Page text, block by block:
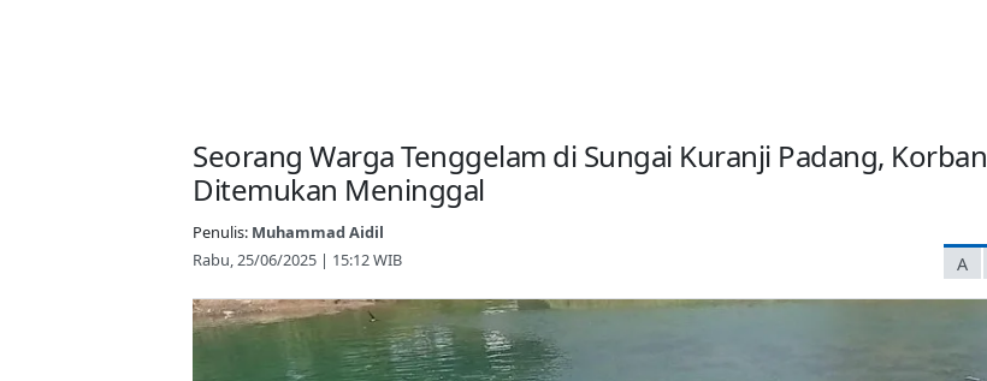
Seorang Warga Tenggelam di Sungai Kuranji Padang, Korban
Ditemukan Meninggal
Penulis: Muhammad Aidil
Rabu, 25/06/2025 | 15:12 WIB
A